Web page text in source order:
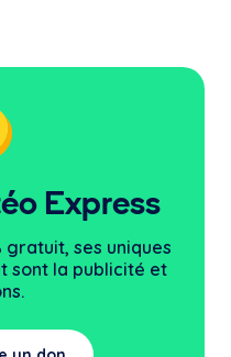
Express
gratuit, ses uniques
sont la publicité et